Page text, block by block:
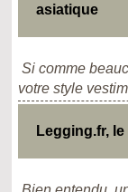
asiatique
Si comme
votre style
Legging.fr,